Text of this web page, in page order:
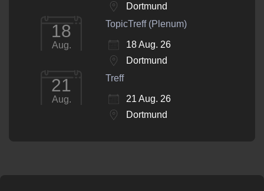
Dortmund
18
Aug.
TopicTreff (Plenum)
18 Aug. 26
Dortmund
21
Aug.
Treff
21 Aug. 26
Dortmund